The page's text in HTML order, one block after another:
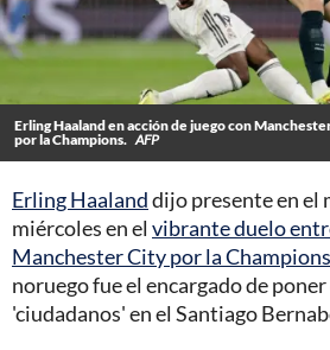
Erling Haaland en acción de juego con
por la Champions. AFP
Erling Haalanddijo presente en el
miércoles en el vibrante duelo
Manchester City por la
noruego fue el encargado de
'ciudadanos' en el Santiago